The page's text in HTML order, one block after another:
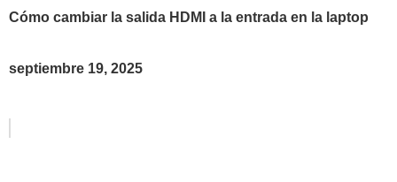
Cómo cambiar la salida HDMI a la entrada en la laptop
septiembre 19, 2025